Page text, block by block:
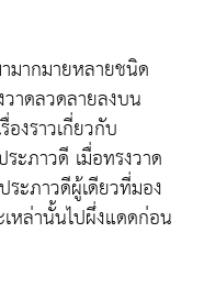
มากมายหลายชนิด
าดลวดลายลงบน
งราวเกี่ยวกับ
ะภาวดี เมื่อทรงวาด
ะภาวดีผู้เดียวที่มอง
หล่านั้นไปผึ่งแดดก่อน